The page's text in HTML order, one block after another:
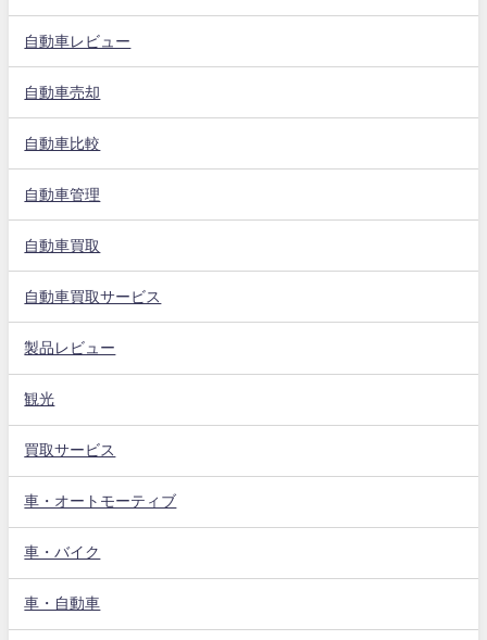
自動車レビュー
自動車売却
自動車比較
自動車管理
自動車買取
自動車買取サービス
製品レビュー
観光
買取サービス
車・オートモーティブ
車・バイク
車・自動車